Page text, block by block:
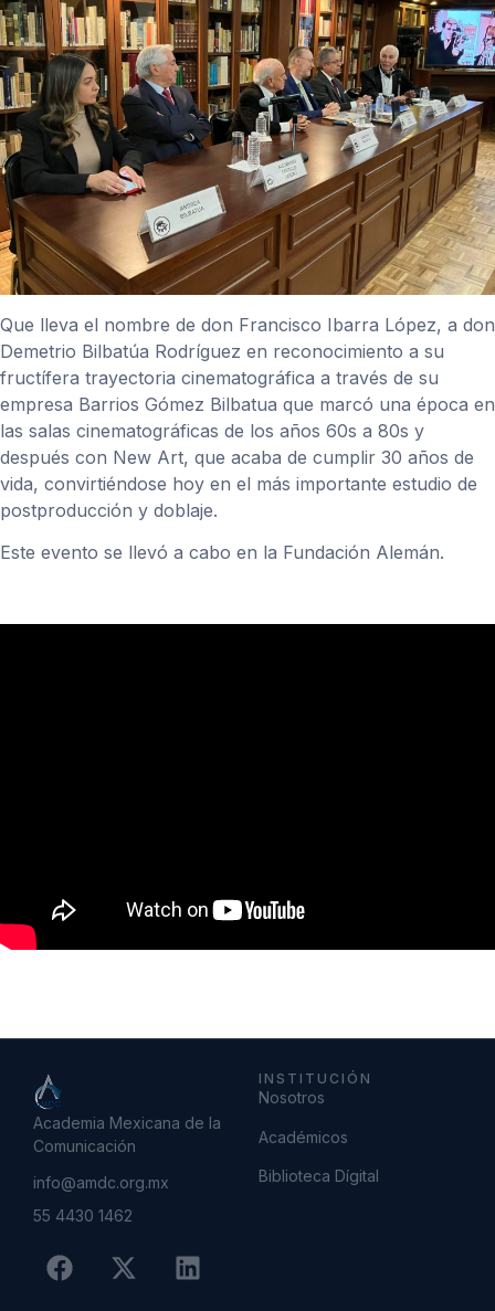
Que lleva el nombre de don Francisco Ibarra López, a don
Demetrio Bilbatúa Rodríguez en reconocimiento a su
fructífera trayectoria cinematográfica a través de su
empresa Barrios Gómez Bilbatua que marcó una época en
las salas cinematográficas de los años 60s a 80s y
después con New Art, que acaba de cumplir 30 años de
vida, convirtiéndose hoy en el más importante estudio de
postproducción y doblaje.
Este evento se llevó a cabo en la Fundación Alemán.
Academia Mexicana de la
Comunicación
info@amdc.org.mx
55 4430 1462
INSTITUCIÓN
Nosotros
Académicos
Biblioteca Dígital